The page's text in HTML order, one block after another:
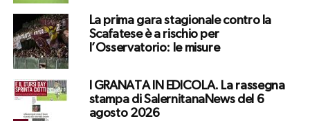
La prima gara stagionale contro la
Scafatese è a rischio per
l’Osservatorio: le misure
I GRANATA IN EDICOLA. La rassegna
stampa di SalernitanaNews del 6
agosto 2026